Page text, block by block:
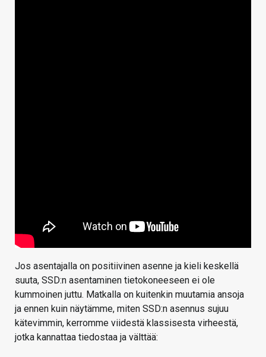
Jos asentajalla on positiivinen asenne ja kieli keskellä
suuta, SSD:n asentaminen tietokoneeseen ei ole
kummoinen juttu. Matkalla on kuitenkin muutamia ansoja
ja ennen kuin näytämme, miten SSD:n asennus sujuu
kätevimmin, kerromme viidestä klassisesta virheestä,
jotka kannattaa tiedostaa ja välttää: